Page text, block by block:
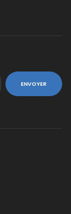
ENVOYER